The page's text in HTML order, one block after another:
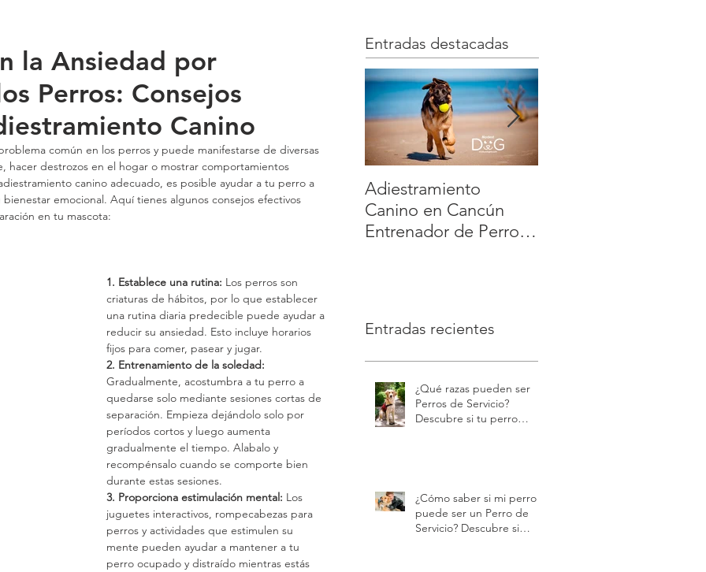
la Ansiedad por
Perros: Consejos
Canino
común en los perros y puede manifestarse de diversas
hacer destrozos en el hogar o mostrar comportamientos
canino adecuado, es posible ayudar a tu perro a
emocional. Aquí tienes algunos consejos efectivos
en tu mascota:
1. Establece una rutina: Los perros son
criaturas de hábitos, por lo que establecer
una rutina diaria predecible puede ayudar a
reducir su ansiedad. Esto incluye horarios
fijos para comer, pasear y jugar.
2. Entrenamiento de la soledad:
Gradualmente, acostumbra a tu perro a
quedarse solo mediante sesiones cortas de
separación. Empieza dejándolo solo por
períodos cortos y luego aumenta
gradualmente el tiempo. Alabalo y
recompénsalo cuando se comporte bien
durante estas sesiones.
3. Proporciona estimulación mental: Los
juguetes interactivos, rompecabezas para
perros y actividades que estimulen su
mente pueden ayudar a mantener a tu
perro ocupado y distraído mientras estás
Entradas destacadas
Adiestramiento
Canino en Cancún
Entrenador de Perros
sin estrés | Modest
Dog
Entradas recientes
¿Qué razas pueden ser
Perros de Servicio?
Descubre si tu perro
¿Cómo saber si mi perro
puede ser un Perro de
Servicio? Descubre si